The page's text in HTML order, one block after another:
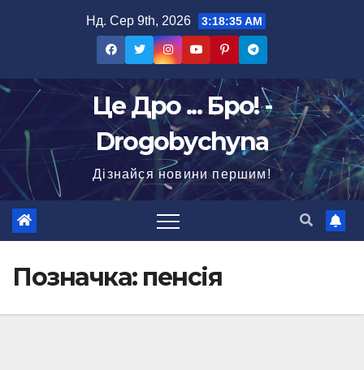
Нд. Сер 9th, 2026 3:18:36 AM
Це Дро ... Бро! -
Drogobychyna
Дізнайся новини першим!
Позначка: пенсія